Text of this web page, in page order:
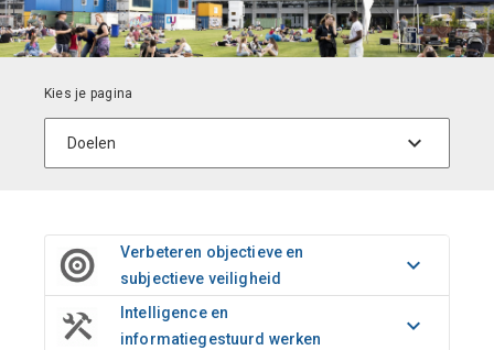
Verbeteren objectieve en
subjectieve veiligheid
Intelligence en
informatiegestuurd werken